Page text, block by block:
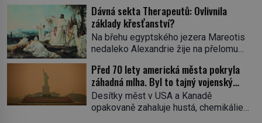
mohl cokoliv házet. A když se […]
oltáře je duch mnicha ze 16. století s
bílým závojem přes obličej, který
pravděpodobně zakrývá lepru nebo jiné
znetvoření. Jiní jsou skeptičtí a považují
vše za podvod. Jak vlastně vznikla
jedna z nejslavnějších duchařských
fotek? Moderní vyšetřovatelé
paranormálních […]
Dávná sekta Therapeutů: Ovlivnila
základy křesťanství?
Na břehu egyptského jezera Mareotis
nedaleko Alexandrie žije na přelomu
žen. Každý obývá vlastní celu, kde se
věnuje modlitbě, meditaci a studiu textů,
a někdy dlouhé dny nic nepozře. Pro
skupinu se ujme název Therapeuté, a
Před 70 lety americká města pokryla
záhadná mlha. Byl to tajný vojenský
experiment!
Desítky měst v USA a Kanadě
opakovaně zahaluje hustá, chemikáliemi